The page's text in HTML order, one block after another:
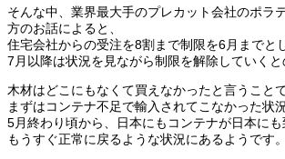
そんな中、業界最大手のプレカット会社のポラ
方のお話によると、
住宅会社からの受注を8割まで制限を6月までと
7月以降は状況を見ながら制限を解除していくと
木材はどこにもなくて買えなかったと言うことで
まずはコンテナ不足で輸入されてこなかった状況
5月終わり頃から、日本にもコンテナが日本にも
もうすぐ正常に戻るような状況にあるようです。